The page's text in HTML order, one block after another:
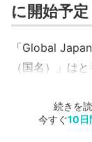
に開始予定
「Global
（国名）」は
続きを
今すぐ10日